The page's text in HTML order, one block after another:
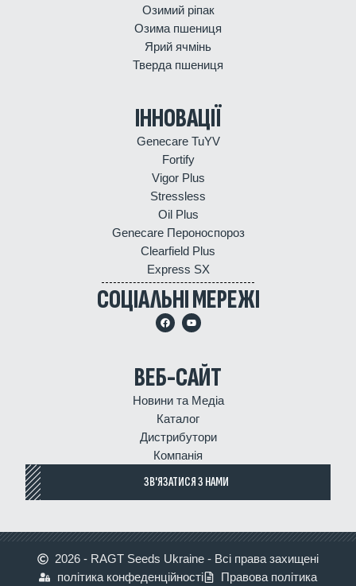
Озимий ріпак
Озима пшениця
Ярий ячмінь
Тверда пшениця
ІННОВАЦІЇ
Genecare TuYV
Fortify
Vigor Plus
Stressless
Oil Plus
Genecare Пероноспороз
Clearfield Plus
Express SX
СОЦІАЛЬНІ МЕРЕЖІ
ВЕБ-САЙТ
Новини та Медіа
Каталог
Дистрибутори
Компанія
ЗВ'ЯЗАТИСЯ З НАМИ
2026 - RAGT Seeds Ukraine - Всі права захищені
політика конфеденційності
Правова політика